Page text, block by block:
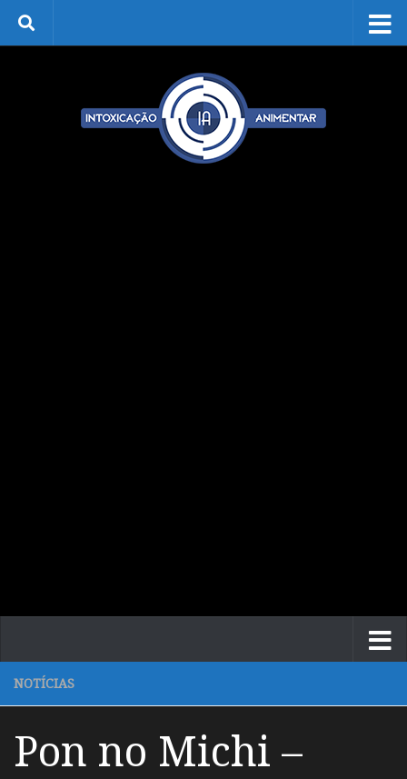
Skip to content
NOTÍCIAS
Pon no Michi –